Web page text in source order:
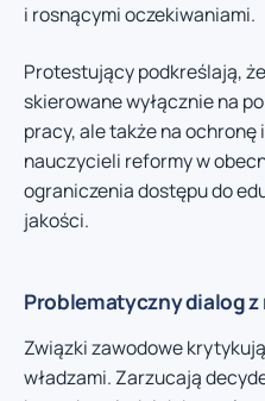
i rosnącymi oczekiwaniami.
Protestujący podkreślają,
skierowane wyłącznie na
pracy, ale także na
nauczycieli reformy w
ograniczenia dostępu do
jakości.
Problematyczny dialog z
Związki zawodowe
władzami. Zarzucają